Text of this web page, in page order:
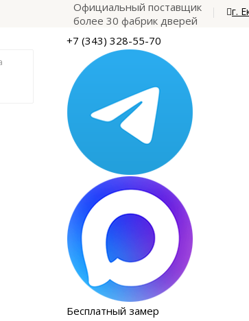
Официальный поставщик
более 30 фабрик дверей
г.
+7 (343) 328-55-70
Бесплатный замер